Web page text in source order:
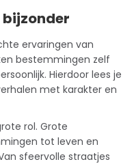
ervaringen van
bestemmingen zelf
Hierdoor lees je
met karakter en
rol. Grote
tot leven en
sfeervolle straatjes